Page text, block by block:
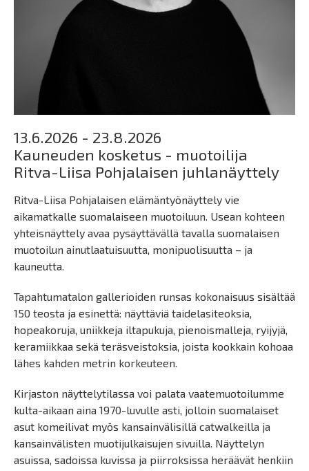
13.6.2026 - 23.8.2026
Kauneuden kosketus - muotoilija
Ritva-Liisa Pohjalaisen juhlanäyttely
Ritva-Liisa Pohjalaisen elämäntyönäyttely vie
aikamatkalle suomalaiseen muotoiluun. Usean kohteen
yhteisnäyttely avaa pysäyttävällä tavalla suomalaisen
muotoilun ainutlaatuisuutta, monipuolisuutta – ja
kauneutta.
Tapahtumatalon gallerioiden runsas kokonaisuus sisältää
150 teosta ja esinettä: näyttäviä taidelasiteoksia,
hopeakoruja, uniikkeja iltapukuja, pienoismalleja, ryijyjä,
keramiikkaa sekä teräsveistoksia, joista kookkain kohoaa
lähes kahden metrin korkeuteen.
Kirjaston näyttelytilassa voi palata vaatemuotoilumme
kulta-aikaan aina 1970-luvulle asti, jolloin suomalaiset
asut komeilivat myös kansainvälisillä catwalkeilla ja
kansainvälisten muotijulkaisujen sivuilla. Näyttelyn
asuissa, sadoissa kuvissa ja piirroksissa heräävät henkiin